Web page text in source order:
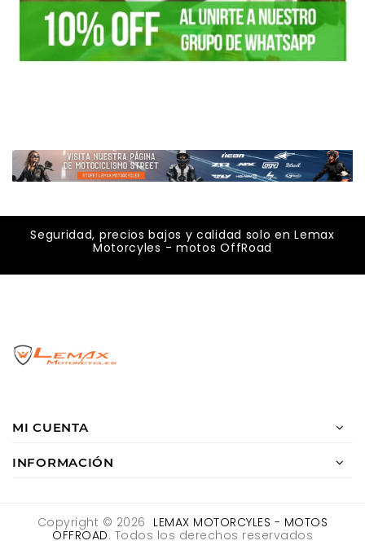
Seguridad, precios bajos y calidad solo en Lemax
Motorcyles - motos OffRoad
MI CUENTA
INFORMACIÓN
Copyright © 2026 LEMAX MOTORCYLES - MOTOS
OFFROAD. Todos los derechos reservados